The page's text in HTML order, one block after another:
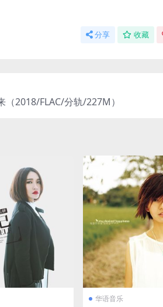
分享 收藏
（2018/FLAC/分轨/227M）
华语音乐